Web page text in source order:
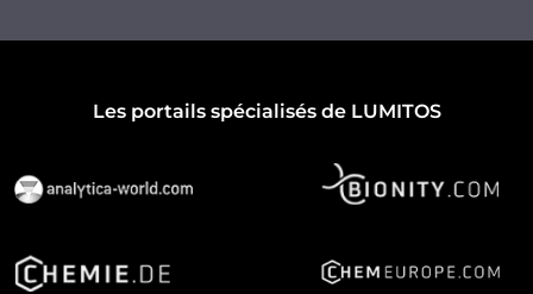
Les portails spécialisés de LUMITOS